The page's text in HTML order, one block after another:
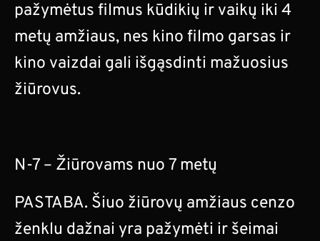
pažymėtus filmus kūdikių ir vaikų iki 4
metų amžiaus, nes kino filmo garsas ir
kino vaizdai gali išgąsdinti mažuosius
žiūrovus.
N-7 – Žiūrovams nuo 7 metų
PASTABA. Šiuo žiūrovų amžiaus cenzo
ženklu dažnai yra pažymėti ir šeimai